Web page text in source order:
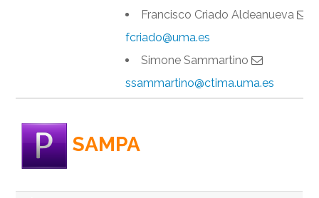
Francisco Criado Aldeanueva
fcriado@uma.es
Simone Sammartino
ssammartino@ctima.uma.es
SAMPA